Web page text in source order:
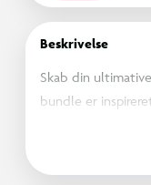
Beskrivelse
Skab din
bundle er
egen
din samling eller